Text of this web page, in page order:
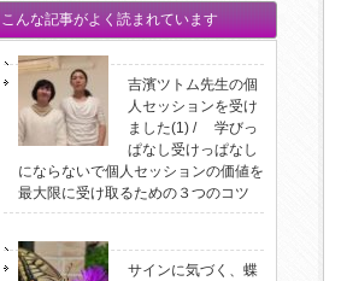
こんな記事がよく読まれています
吉濱ツトム先生の個
人セッションを受け
ました(1) / 学びっ
ぱなし受けっぱなし
にならないで個人セッションの価値を
最大限に受け取るための３つのコツ
サインに気づく、蝶